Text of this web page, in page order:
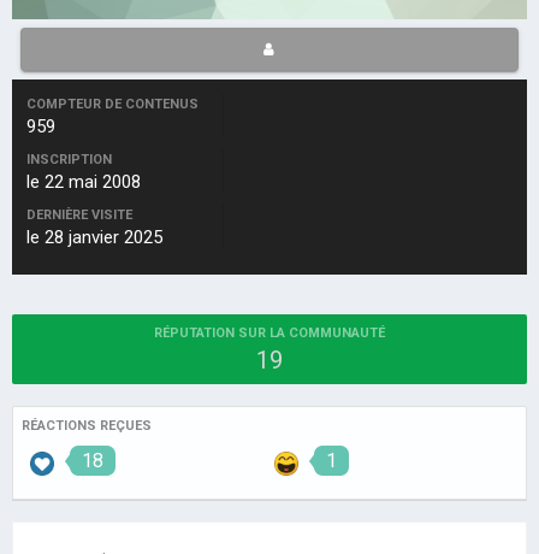
COMPTEUR DE CONTENUS
959
INSCRIPTION
le 22 mai 2008
DERNIÈRE VISITE
le 28 janvier 2025
RÉPUTATION SUR LA COMMUNAUTÉ
19
RÉACTIONS REÇUES
18 1